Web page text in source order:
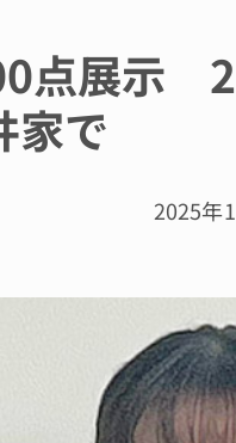
点展示
家で
2025年